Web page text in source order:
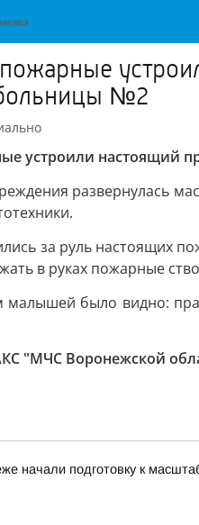
№2
устроили настоящий
развернулась
за руль настоящих
в руках пожарные
было видно:
"МЧС Воронежской
начали подготовку к